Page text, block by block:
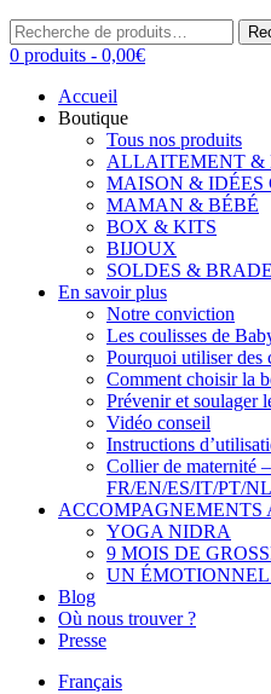
Recherche
pour :
0 produits - 0,00€
Accueil
Boutique
Tous nos produits
ALLAITEMENT &
MAISON &
MAMAN & BÉBÉ
BOX & KITS
BIJOUX
SOLDES &
En savoir plus
Notre conviction
Les coulisses de
Pourquoi utiliser des
Comment choisir la
Prévenir et soulager
Vidéo conseil
Instructions
Collier de maternité
FR/EN/ES/IT/PT/
ACCOMPAGNEMENTS
YOGA NIDRA
9 MOIS DE
UN
Blog
Où nous trouver ?
Presse
Français